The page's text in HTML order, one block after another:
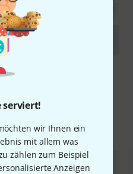
serviert!
wir Ihnen ein
mit allem was
zählen zum Beispiel
Anzeigen